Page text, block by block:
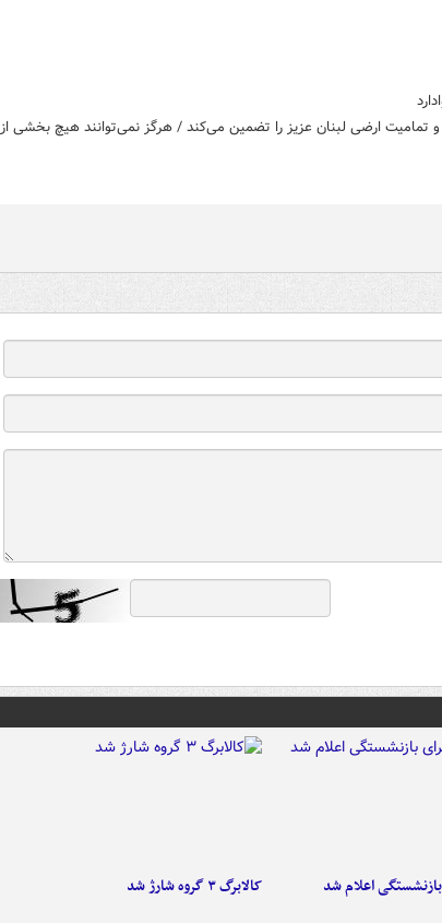
تمامیت ارضی لبنان عزیز را تضمین می‌کند / هرگز نمی‌توانند هیچ بخشی از
اعلام شد کالابرگ ۳ گروه شارژ شد